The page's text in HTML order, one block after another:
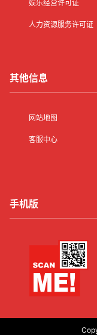
娱乐经营许可证
人力资源服务许可证
其他信息
网站地图
客服中心
手机版